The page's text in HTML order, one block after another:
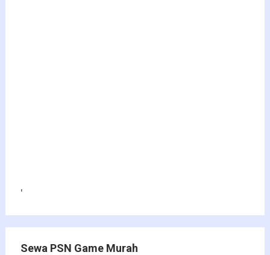
'
Sewa PSN Game Murah